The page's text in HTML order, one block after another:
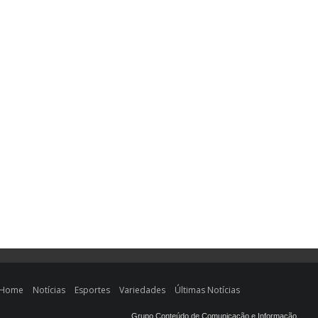
Notícias Esportes Variedades Últimas Notícias
Grupo Conteúdo de Comunicação e Informação